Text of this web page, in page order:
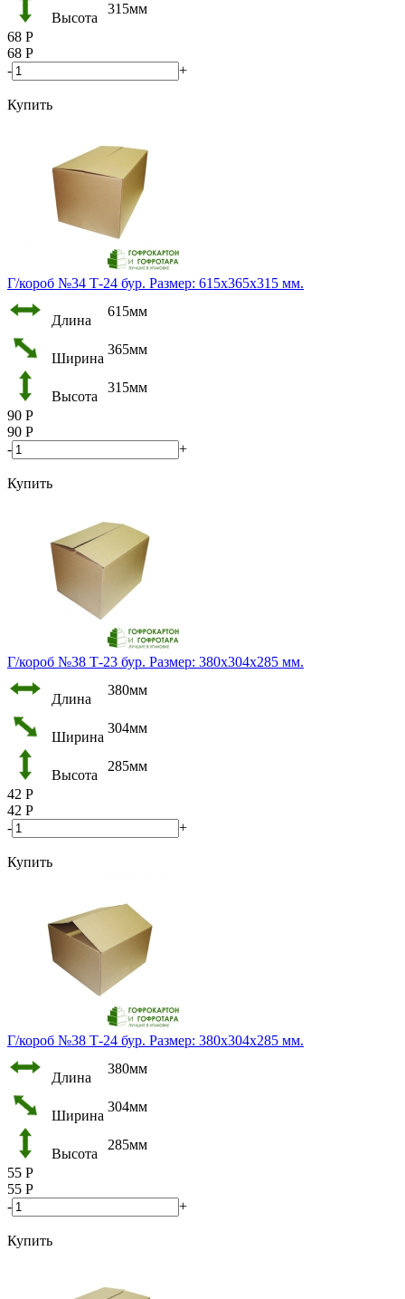
Высота
315мм
68 Р
68 Р
-
+
Купить
Г/короб №34 Т-24 бур. Размер: 615х365х315 мм.
Длина
615мм
Ширина
365мм
Высота
315мм
90 Р
90 Р
-
+
Купить
Г/короб №38 Т-23 бур. Размер: 380х304х285 мм.
Длина
380мм
Ширина
304мм
Высота
285мм
42 Р
42 Р
-
+
Купить
Г/короб №38 Т-24 бур. Размер: 380х304х285 мм.
Длина
380мм
Ширина
304мм
Высота
285мм
55 Р
55 Р
-
+
Купить